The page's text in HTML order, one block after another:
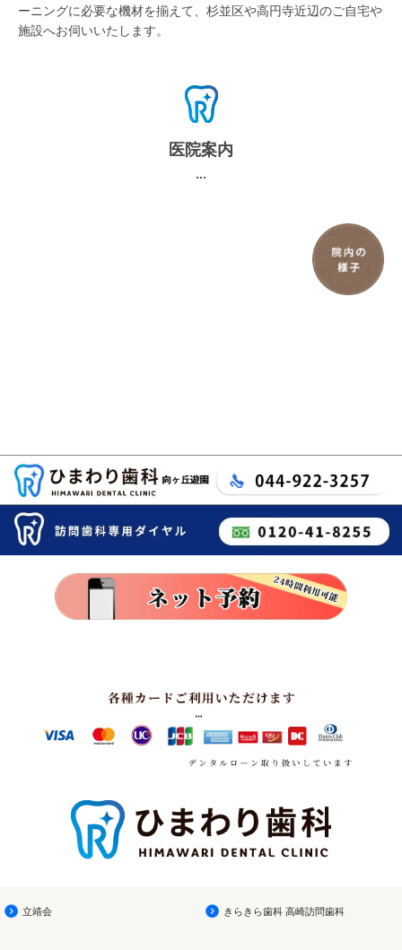
ーニングに必要な機材を揃えて、杉並区や高円寺近辺のご自宅や
施設へお伺いいたします。
医院案内
立靖会 きらきら歯科 高崎訪問歯科